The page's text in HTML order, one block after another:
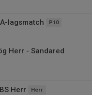
lagsmatch P10
Herr - Sandared
Herr Herr